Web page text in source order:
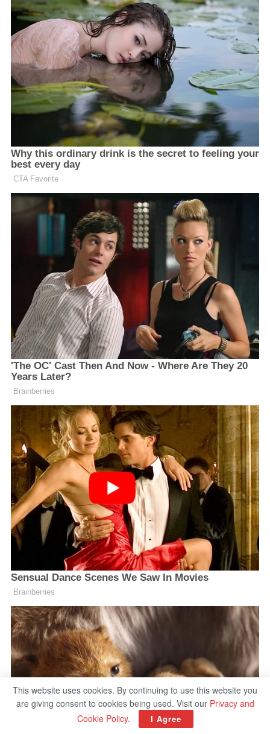
This website uses cookies. By continuing to use this website you
are giving consent to cookies being used. Visit our Privacy and
Cookie Policy. I Agree